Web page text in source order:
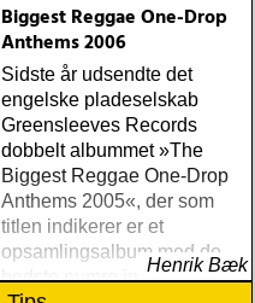
Biggest Reggae One-Drop
Anthems 2006
Sidste år udsendte det
engelske pladeselskab
Greensleeves Records
dobbelt albummet »The
Biggest Reggae One-Drop
Anthems 2005«, der som
titlen indikerer er et
opsamlingsalbum med de
bedste numre indenfor den
Henrik Bæk